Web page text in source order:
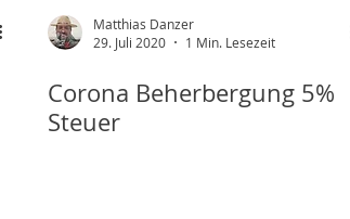
Matthias Danzer
29. Juli 2020
1 Min. Lesezeit
Corona Beherbergung 5%
Steuer